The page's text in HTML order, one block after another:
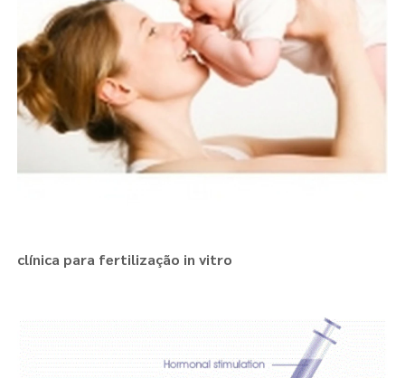
clínica para fertilização in vitro